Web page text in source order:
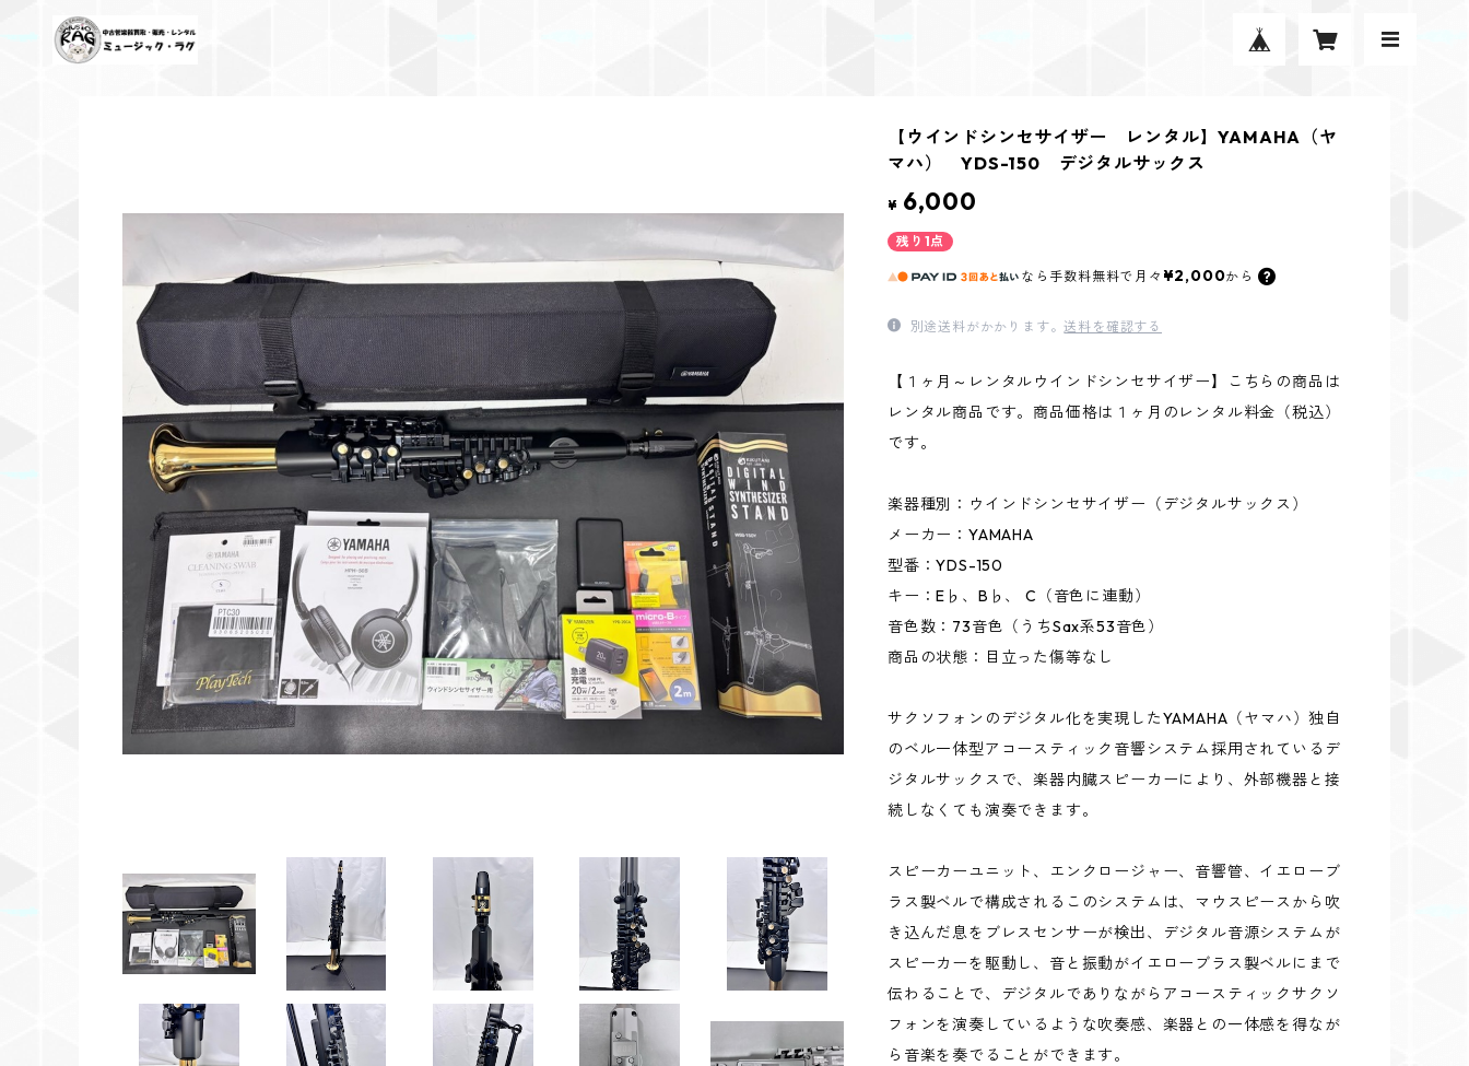
【ウインドシンセサイザー レンタル】YAMAHA（ヤ
マハ） YDS-150 デジタルサックス
¥ 6,000
残り1点
なら 手数料無料で 月々 ¥2,000から
別途送料がかかります。送料を確認する
【１ヶ月～レンタルウインドシンセサイザー】こちらの商品は
レンタル商品です。商品価格は１ヶ月のレンタル料金（税込）
です。
楽器種別：ウインドシンセサイザー（デジタルサックス）
メーカー：YAMAHA
型番：YDS-150
キー：E♭、B♭、 C（音色に連動）
音色数：73音色（うちSax系53音色）
商品の状態：目立った傷等なし
サクソフォンのデジタル化を実現したYAMAHA（ヤマハ）独自
のベル一体型アコースティック音響システム採用されているデ
ジタルサックスで、楽器内臓スピーカーにより、外部機器と接
続しなくても演奏できます。
スピーカーユニット、エンクロージャー、音響管、イエローブ
ラス製ベルで構成されるこのシステムは、マウスピースから吹
き込んだ息をブレスセンサーが検出、デジタル音源システムが
スピーカーを駆動し、音と振動がイエローブラス製ベルにまで
伝わることで、デジタルでありながらアコースティックサクソ
フォンを演奏しているような吹奏感、楽器との一体感を得なが
ら音楽を奏でることができます。